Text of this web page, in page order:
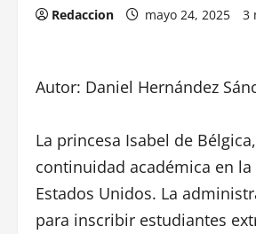
Redaccion mayo 24, 2025 3
Autor: Daniel Hernández
La princesa Isabel de
continuidad académica en
Estados Unidos. La
para inscribir estudiantes